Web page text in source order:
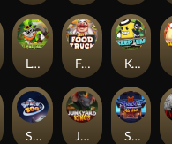
Le Prechaun Fred's Food Truck Keep 'em
Space Zoo Junkyard Kings Shadow Strike